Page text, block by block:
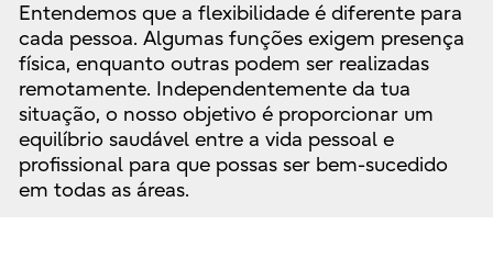
Entendemos que a flexibilidade é diferente para
cada pessoa. Algumas funções exigem presença
física, enquanto outras podem ser realizadas
remotamente. Independentemente da tua
situação, o nosso objetivo é proporcionar um
equilíbrio saudável entre a vida pessoal e
profissional para que possas ser bem-sucedido
em todas as áreas.